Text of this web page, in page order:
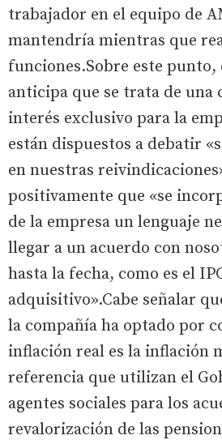
trabajador en el equipo de
mantendría mientras que
funciones.Sobre este punto,
anticipa que se trata de una
interés exclusivo para la
están dispuestos a debatir
en nuestras
positivamente que «se
de la empresa un lenguaje
llegar a un acuerdo con
hasta la fecha, como es el
adquisitivo».Cabe señalar
la compañía ha optado por
inflación real es la inflación
referencia que utilizan el
agentes sociales para los
revalorización de las